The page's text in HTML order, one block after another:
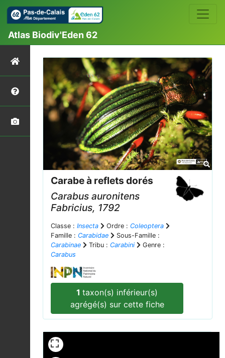
Atlas Biodiv'Eden 62
Carabe à reflets dorés
Carabus auronitens
Fabricius, 1792
Classe : Insecta Ordre : Coleoptera
Famille : Carabidae
Sous-Famille :
Carabinae
Tribu : Carabini
Genre :
Carabus
1taxon(s) inférieur(s)
agrégé(s) sur cette fiche